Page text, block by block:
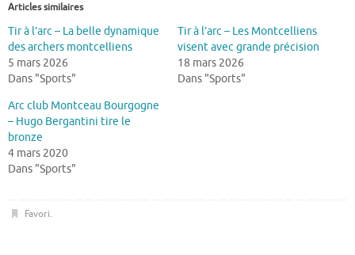
Articles similaires
Tir à l’arc – La belle dynamique
des archers montcelliens
5 mars 2026
Dans "Sports"
Tir à l’arc – Les Montcelliens
visent avec grande précision
18 mars 2026
Dans "Sports"
Arc club Montceau Bourgogne
– Hugo Bergantini tire le
bronze
4 mars 2020
Dans "Sports"
Favori.